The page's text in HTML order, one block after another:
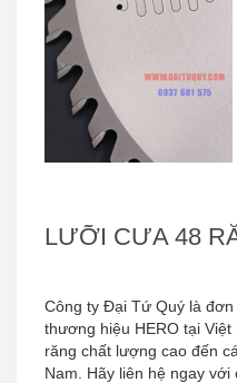
LƯỠI CƯA 48
Công ty Đại Tứ Quý là
thương hiệu HERO tại
răng chất lượng cao đến
Nam. Hãy liên hệ ngay